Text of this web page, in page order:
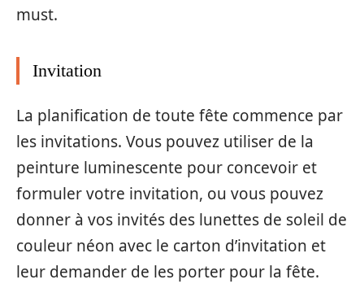
must.
Invitation
La planification de toute fête commence par
les invitations. Vous pouvez utiliser de la
peinture luminescente pour concevoir et
formuler votre invitation, ou vous pouvez
donner à vos invités des lunettes de soleil de
couleur néon avec le carton d’invitation et
leur demander de les porter pour la fête.